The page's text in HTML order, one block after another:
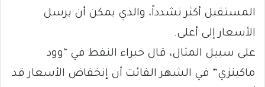
المستقبل أكثر تشدداً، والذي يمكن أن يرسل
الأسعار إلى أعلى.
على سبيل المثال، قال خبراء النفط في “وود
ماكينزي” في الشهر الفائت أن إنخفاض الأسعار قد